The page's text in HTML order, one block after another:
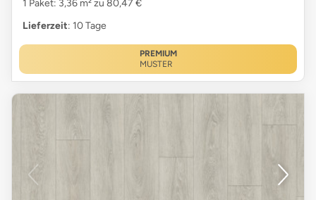
1 Paket: 3,36 m² zu 80,47 €
Lieferzeit: 10 Tage
PREMIUM
MUSTER